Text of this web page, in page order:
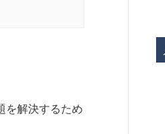
を解決するため